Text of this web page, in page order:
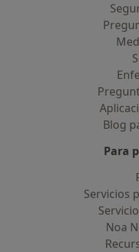
Blog
Para
Servicios
Noa